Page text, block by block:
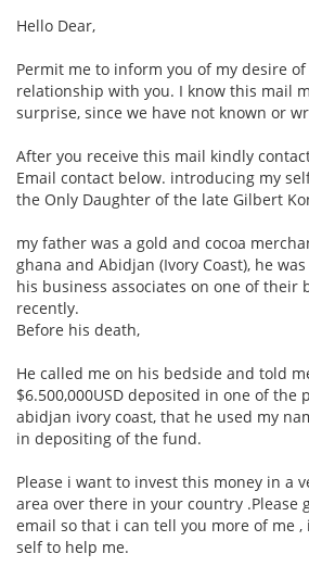
Hello Dear,
Permit me to inform you of my desire
relationship with you. I know this mail
surprise, since we have not known or
After you receive this mail kindly
Email contact below. introducing my
the Only Daughter of the late Gilbert
my father was a gold and cocoa
ghana and Abidjan (Ivory Coast), he
his business associates on one of their
recently.
Before his death,
He called me on his bedside and told
$6.500,000USD deposited in one of the
abidjan ivory coast, that he used my
in depositing of the fund.
Please i want to invest this money in a
area over there in your country .Please
email so that i can tell you more of me
self to help me.